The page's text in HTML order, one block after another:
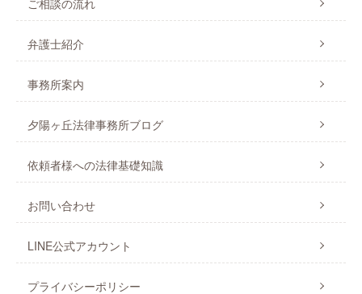
弁護士紹介
事務所案内
夕陽ヶ丘法律事務所ブログ
依頼者様への法律基礎知識
お問い合わせ
LINE公式アカウント
プライバシーポリシー